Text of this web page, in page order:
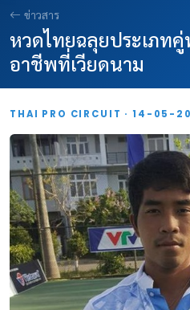
ข่าวสาร
หวดไทยฉลุยประเภท
อาชีพที่เวียดนาม
THAI PRO CIRCUIT · 14-05-